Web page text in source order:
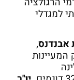
למגדלי
אבנדנס,